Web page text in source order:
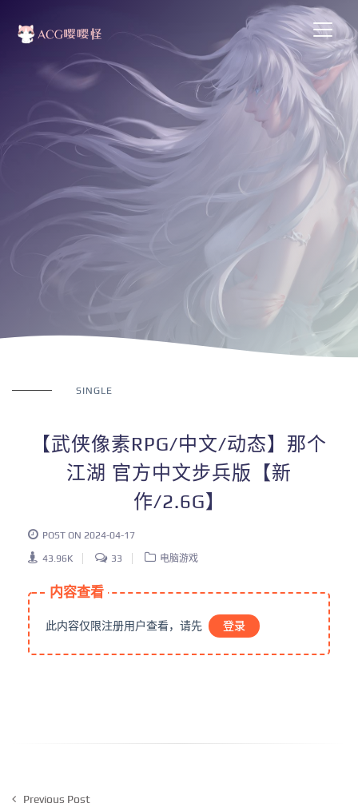
SINGLE
【武侠像素RPG/中文/动态】那个
江湖 官方中文步兵版【新
作/2.6G】
POST ON 2024-04-17
43.96K 33 电脑游戏
内容查看
此内容仅限注册用户查看，请先 登录
Previous Post